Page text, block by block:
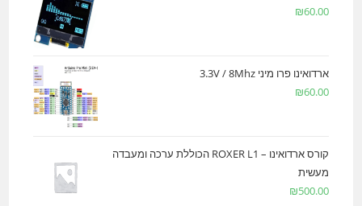
₪60.00
ארדואינו פרו מיני 3.3V / 8Mhz
₪60.00
קורס ארדואינו – ROXER L1 הכוללת ערכה ומעבדה
מעשית
₪500.00